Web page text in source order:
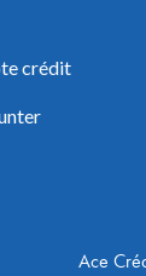
crédit
Ace